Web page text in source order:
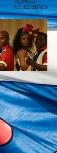
NYHEDSBREV